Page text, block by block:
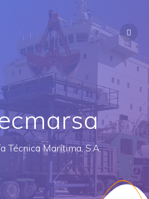
contenido
Técnica Marítima, S.A.